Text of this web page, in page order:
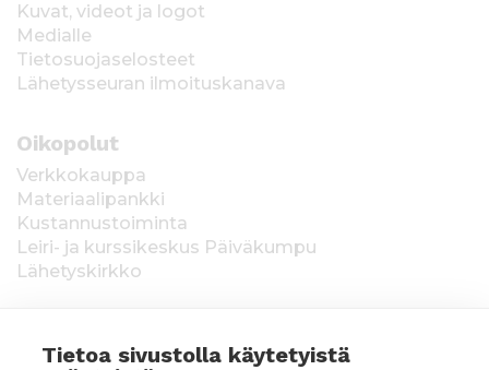
Tietoa sivustolla käytetyistä
Kuvat, videot ja logot
Medialle
Tietosuojaselosteet
Lähetysseuran ilmoituskanava
Oikopolut
Verkkokauppa
Materiaalipankki
Kustannustoiminta
Leiri- ja kurssikeskus Päiväkumpu
Lähetyskirkko